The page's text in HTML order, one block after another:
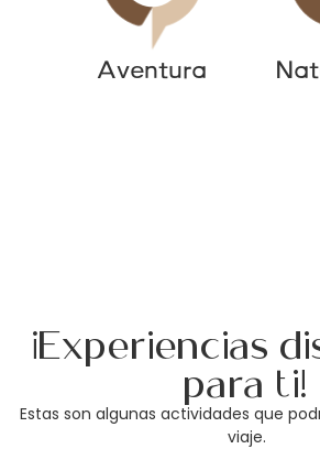
Aventura
¡Experiencias
para ti!
Estas son algunas actividades que
viaje.